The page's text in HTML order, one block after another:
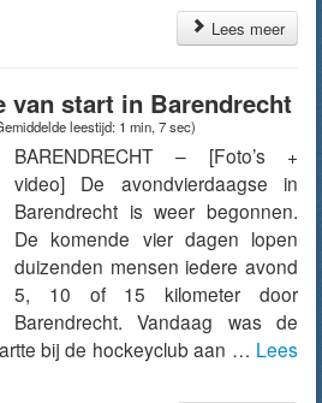
Lees meer
van start in Barendrecht
leestijd: 1 min, 7 sec)
BARENDRECHT – [Foto’s +
video] De avondvierdaagse in
Barendrecht is weer begonnen.
De komende vier dagen lopen
duizenden mensen iedere avond
5, 10 of 15 kilometer door
Barendrecht. Vandaag was de
bij de hockeyclub aan … Lees